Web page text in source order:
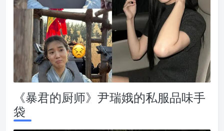
《暴君的厨师》尹瑞娥的私服品味手
袋